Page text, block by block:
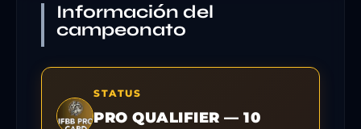
Información del
campeonato
STATUS
PRO QUALIFIER — 10